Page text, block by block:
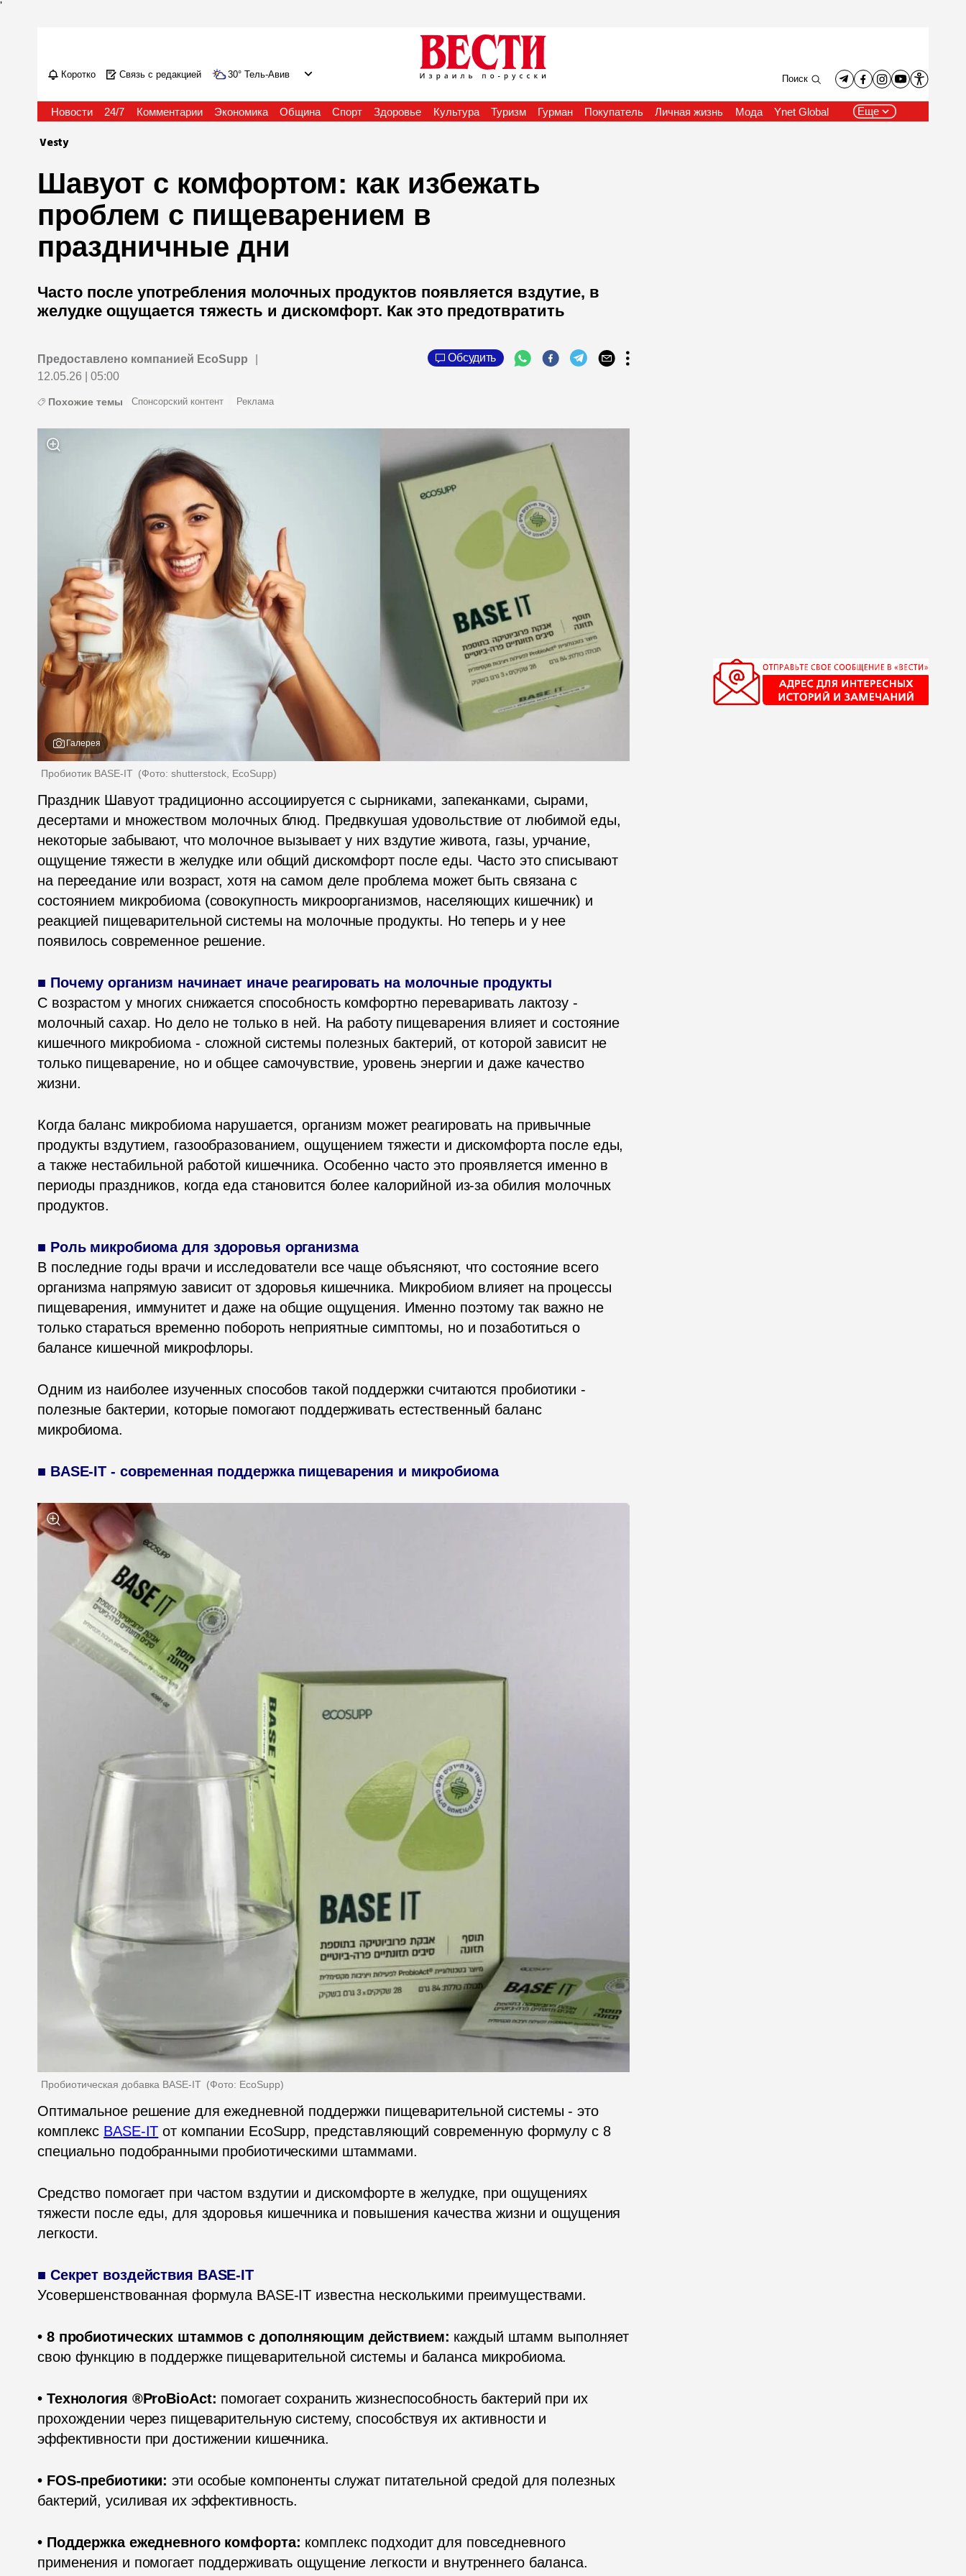
'
Коротко Связь с редакцией 30° Тель-Авив Поиск
Новости 24/7 Комментарии Экономика Община Спорт Здоровье Культура Туризм Гурман Покупатель Личная жизнь Мода Ynet Global Еще
Vesty
Шавуот с комфортом: как избежать
проблем с пищеварением в
праздничные дни
Часто после употребления молочных продуктов появляется вздутие, в
желудке ощущается тяжесть и дискомфорт. Как это предотвратить
Предоставлено компанией EcoSupp
12.05.26 | 05:00
Обсудить
Похожие темы Спонсорский контент Реклама
Галерея
Пробиотик BASE-IT (Фото: shutterstock, EcoSupp)
Праздник Шавуот традиционно ассоциируется с сырниками, запеканками, сырами,
десертами и множеством молочных блюд. Предвкушая удовольствие от любимой еды,
некоторые забывают, что молочное вызывает у них вздутие живота, газы, урчание,
ощущение тяжести в желудке или общий дискомфорт после еды. Часто это списывают
на переедание или возраст, хотя на самом деле проблема может быть связана с
состоянием микробиома (совокупность микроорганизмов, населяющих кишечник) и
реакцией пищеварительной системы на молочные продукты. Но теперь и у нее
появилось современное решение.
С возрастом у многих снижается способность комфортно переваривать лактозу -
молочный сахар. Но дело не только в ней. На работу пищеварения влияет и состояние
кишечного микробиома - сложной системы полезных бактерий, от которой зависит не
только пищеварение, но и общее самочувствие, уровень энергии и даже качество
жизни.
Когда баланс микробиома нарушается, организм может реагировать на привычные
продукты вздутием, газообразованием, ощущением тяжести и дискомфорта после еды,
а также нестабильной работой кишечника. Особенно часто это проявляется именно в
периоды праздников, когда еда становится более калорийной из-за обилия молочных
продуктов.
■ Роль микробиома для здоровья организма
В последние годы врачи и исследователи все чаще объясняют, что состояние всего
организма напрямую зависит от здоровья кишечника. Микробиом влияет на процессы
пищеварения, иммунитет и даже на общие ощущения. Именно поэтому так важно не
только стараться временно побороть неприятные симптомы, но и позаботиться о
балансе кишечной микрофлоры.
Одним из наиболее изученных способов такой поддержки считаются пробиотики -
полезные бактерии, которые помогают поддерживать естественный баланс
микробиома.
■ BASE-IT - современная поддержка пищеварения и микробиома
Пробиотическая добавка BASE-IT (Фото: EcoSupp)
Оптимальное решение для ежедневной поддержки пищеварительной системы - это
комплекс BASE-IT от компании EcoSupp, представляющий современную формулу с 8
специально подобранными пробиотическими штаммами.
Средство помогает при частом вздутии и дискомфорте в желудке, при ощущениях
тяжести после еды, для здоровья кишечника и повышения качества жизни и ощущения
легкости.
■ Секрет воздействия BASE-IT
Усовершенствованная формула BASE-IT известна несколькими преимуществами.
• 8 пробиотических штаммов с дополняющим действием: каждый штамм выполняет
свою функцию в поддержке пищеварительной системы и баланса микробиома.
• Технология ®ProBioAct: помогает сохранить жизнеспособность бактерий при их
прохождении через пищеварительную систему, способствуя их активности и
эффективности при достижении кишечника.
• FOS-пребиотики: эти особые компоненты служат питательной средой для полезных
бактерий, усиливая их эффективность.
• Поддержка ежедневного комфорта: комплекс подходит для повседневного
применения и помогает поддерживать ощущение легкости и внутреннего баланса.